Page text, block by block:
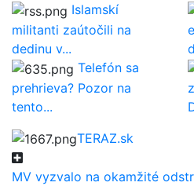
Islamskí
militanti zaútočili na
dedinu v...
Telefón sa
prehrieva? Pozor na
tento...
TERAZ.sk
MV vyzvalo na okamžité